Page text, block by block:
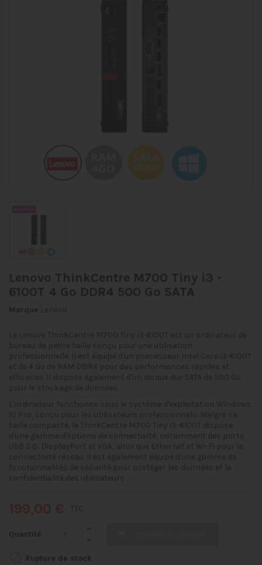
Lenovo ThinkCentre M700 Tiny i3 -
6100T 4 Go DDR4 500 Go SATA
Marque Lenovo
Le Lenovo ThinkCentre M700 Tiny i3-6100T est un ordinateur de
bureau de petite taille conçu pour une utilisation
professionnelle. Il est équipé d'un processeur Intel Core i3-6100T
et de 4 Go de RAM DDR4 pour des performances rapides et
efficaces. Il dispose également d'un disque dur SATA de 500 Go
pour le stockage de données.
L'ordinateur fonctionne sous le système d'exploitation Windows
10 Pro, conçu pour les utilisateurs professionnels. Malgré sa
taille compacte, le ThinkCentre M700 Tiny i3-6100T dispose
d'une gamme d'options de connectivité, notamment des ports
USB 3.0, DisplayPort et VGA, ainsi que Ethernet et Wi-Fi pour la
connectivité réseau. Il est également équipé d'une gamme de
fonctionnalités de sécurité pour protéger les données et la
confidentialité des utilisateurs.
TTC
Quantité
Rupture de stock